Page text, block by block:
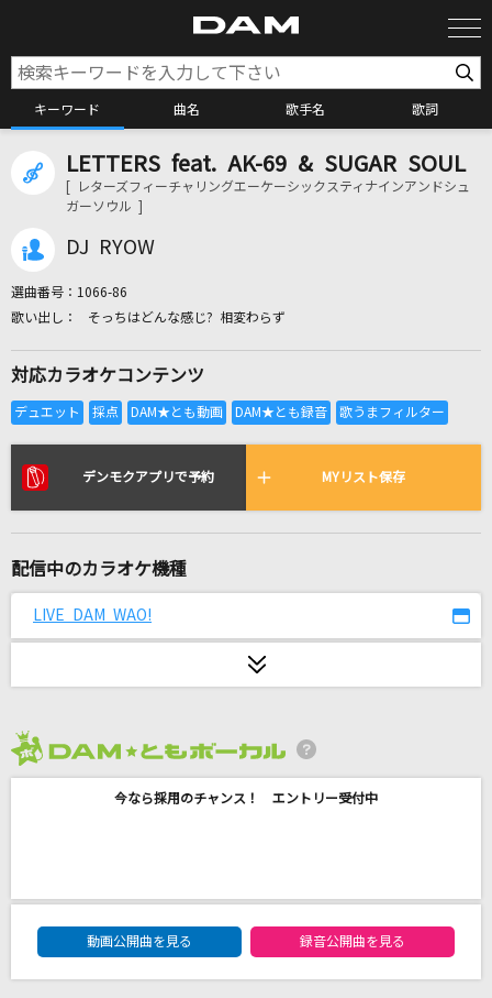
キーワード 曲名 歌手名 歌詞
カラオケ検索
カラオケリクエスト
涼宮ハルヒ(CV.平野綾)
SIX LOUNGE
すずめ feat.十明
RADWIMPS
Janne Da Arc
LETTERS feat. AK-69 & SUGAR SOUL
[ レターズフィーチャリングエーケーシックスティナインアンドシュ
ガーソウル ]
DJ RYOW
選曲番号： 1066-86
そっちはどんな感じ? 相変わらず
対応カラオケコンテンツ
デンモクアプリで予約 MYリスト保存
配信中のカラオケ機種
LIVE DAM WAO!
今なら採用のチャンス！ エントリー受付中
DAM★ともボーカルエントリーランキング
動画公開曲を見る
録音公開曲を見る